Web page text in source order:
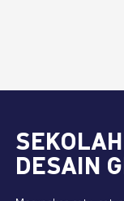
SEKOLAH
DESAIN